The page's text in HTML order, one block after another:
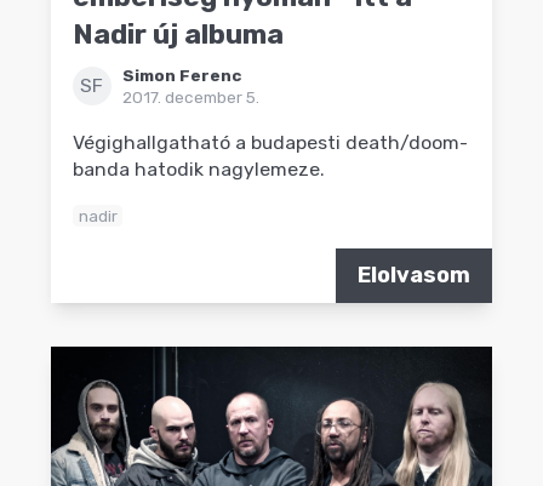
Nadir új albuma
SF
Simon Ferenc
2017. december 5.
Végighallgatható a budapesti death/doom-
banda hatodik nagylemeze.
nadir
Elolvasom